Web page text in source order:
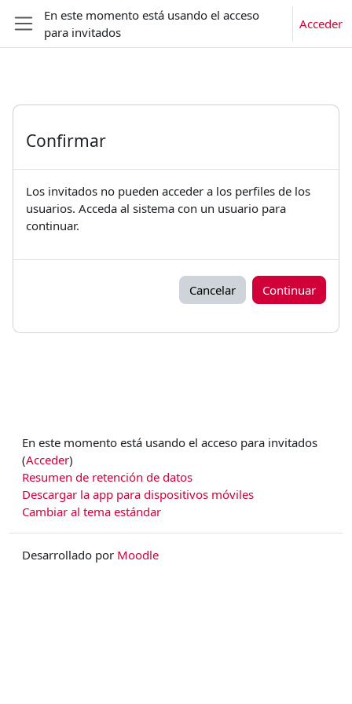
Salta al contenido principal
Panel lateral
En este momento está usando el acceso
para invitados
Acceder
Confirmar
Los invitados no pueden acceder a los perfiles de los
usuarios. Acceda al sistema con un usuario para
continuar.
Cancelar Continuar
En este momento está usando el acceso para invitados
(Acceder)
Resumen de retención de datos
Descargar la app para dispositivos móviles
Cambiar al tema estándar
Desarrollado por Moodle